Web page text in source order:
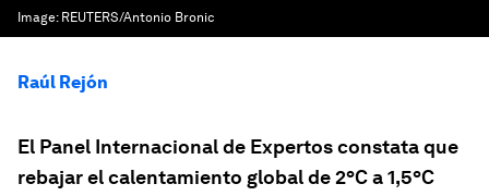
Image: REUTERS/Antonio Bronic
Raúl Rejón
El Panel Internacional de Expertos constata que
rebajar el calentamiento global de 2ºC a 1,5ºC